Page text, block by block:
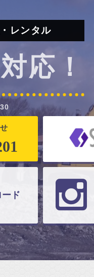
レンタル
応！
ド